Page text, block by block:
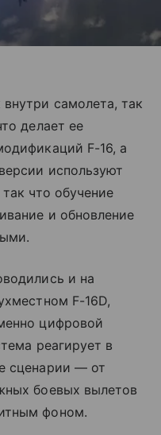
самолета, так
делает ее
F-16, а
используют
что обучение
и обновление
и на
F-16D,
цифровой
реагирует в
сценарии — от
боевых вылетов
фоном.